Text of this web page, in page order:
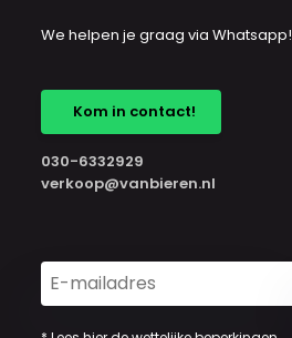
We helpen je graag via Whatsapp!
Kom in contact!
030-6332929
verkoop@vanbieren.nl